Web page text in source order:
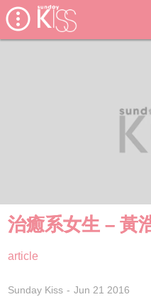
治癒系女生 – 黃
article
Sunday Kiss Jun 21 2016